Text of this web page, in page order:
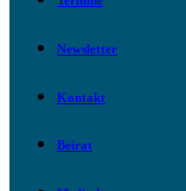
Newsletter
Kontakt
Beirat